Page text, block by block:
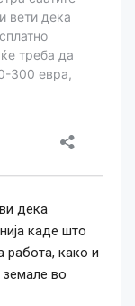
дека
каде што
работа, како и
земале во